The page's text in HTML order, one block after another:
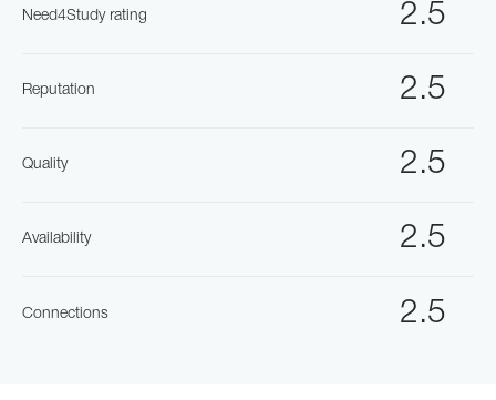
2.5
Need4Study rating
2.5
Reputation
2.5
Quality
2.5
Availability
2.5
Connections